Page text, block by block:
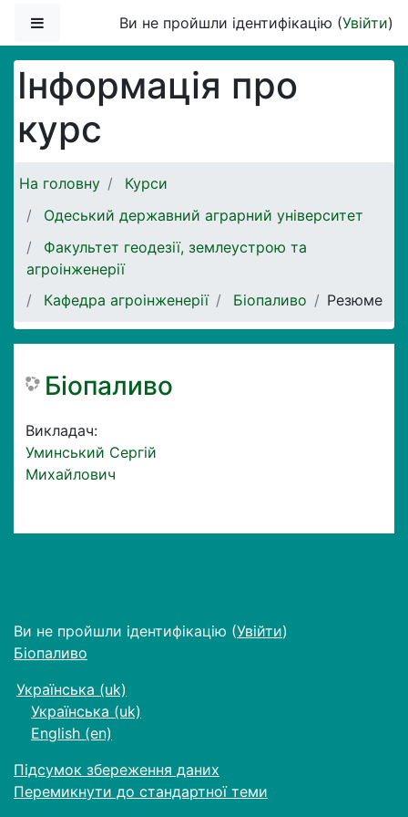
Бокова панельВи не пройшли ідентифікацію (Увійти)
Інформація про
курс
На головну
Курси
Одеський державний аграрний університет
Факультет геодезії, землеустрою та
агроінженерії
Кафедра агроінженерії
Біопаливо Резюме
Біопаливо
Викладач:
Уминський Сергій
Михайлович
Ви не пройшли ідентифікацію (Увійти)
Біопаливо
Українська ‎(uk)‎
Українська ‎(uk)‎
English ‎(en)‎
Підсумок збереження даних
Перемикнути до стандартної теми